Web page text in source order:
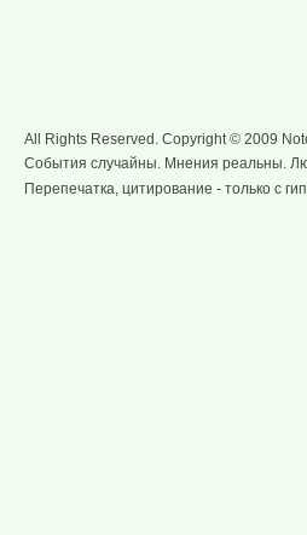
All Rights Reserved. Copyright © 2009
События случайны. Мнения реальны.
Перепечатка, цитирование - только с